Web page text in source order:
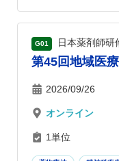
G01 日本薬剤師研
第45回地域医
2026/09/26
オンライン
1単位